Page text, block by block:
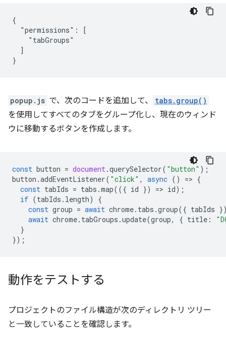
{
  "permissions": [
    "tabGroups"
  ]
popup.js で、次のコードを追加して、 tabs.group()
を使用してすべてのタブをグループ化し、現在のウィンド
ウに移動するボタンを作成します。
const button = document.querySelector( "button" );
button .addEventListener( "click" , async () => {
const tabIds = tabs .map(({ id }) => id);
if (tabIds . length)
{
const group = await chrome. tabs .group({ tabIds
await chrome. tabGroups .update(group, { title :
}
});
動作をテストする
プロジェクトのファイル構造が次のディレクトリ ツリー
と一致していることを確認します。